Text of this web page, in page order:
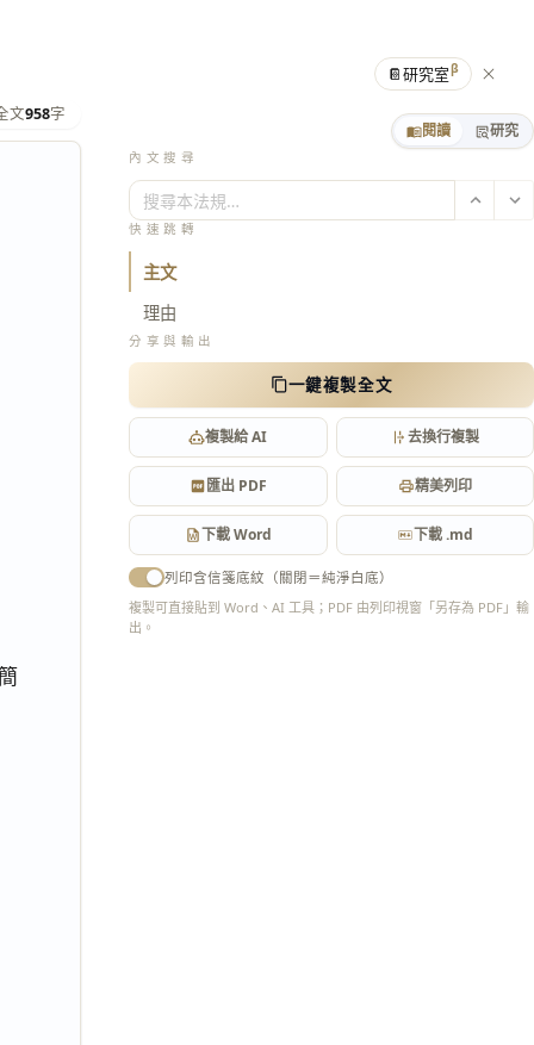
文958字
閱讀 研究
內文搜尋
搜尋本法規…
快速跳轉
主文
理由
分享與輸出
一鍵複製全文
複製給 AI 去換行複製
匯出 PDF 精美列印
下載 Word 下載 .md
列印含信箋底紋（關閉＝純淨白底）
複製可直接貼到 Word、AI 工具；PDF 由列印視窗「另存為 PDF」輸
出。
📔研究室β